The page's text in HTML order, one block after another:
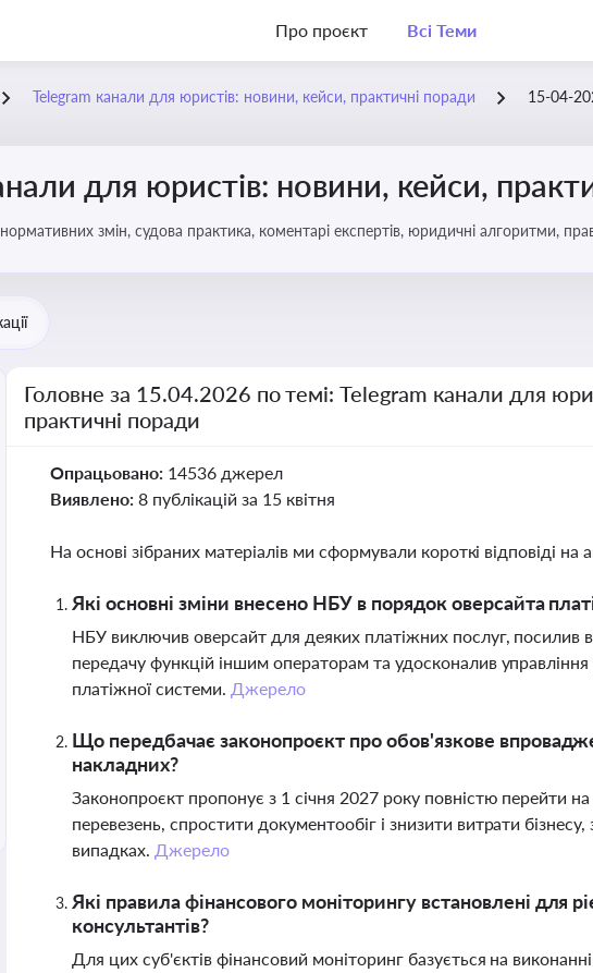
Про проєкт Всі Теми
Telegram канали для юристів: новини, кейси, практичні поради 15-04-
для юристів: новини, кейси,
змін, судова практика, коментарі експертів, юридичні алгоритми,
Головне за 15.04.2026 по темі: Telegram канали для
практичні поради
Опрацьовано: 14536 джерел
Виявлено: 8 публікацій за 15 квітня
На основі зібраних матеріалів ми сформували короткі відповіді на
Які основні зміни внесено НБУ в порядок оверсайта
НБУ виключив оверсайт для деяких платіжних послуг, посилив
передачу функцій іншим операторам та удосконалив
платіжної системи. Джерело
Що передбачає законопроєкт про обов'язкове
накладних?
Законопроєкт пропонує з 1 січня 2027 року повністю перейти
перевезень, спростити документообіг і знизити витрати
випадках. Джерело
Які правила фінансового моніторингу встановлені для
консультантів?
Для цих суб'єктів фінансовий моніторинг базується на